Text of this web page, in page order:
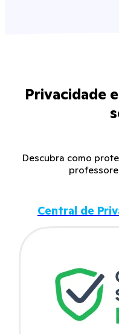
Privacidade
Descubra como
Central de